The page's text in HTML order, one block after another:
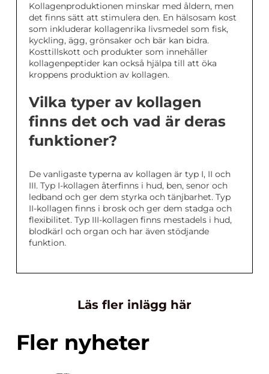
Kollagenproduktionen minskar med åldern, men
det finns sätt att stimulera den. En hälsosam kost
som inkluderar kollagenrika livsmedel som fisk,
kyckling, ägg, grönsaker och bär kan bidra.
Kosttillskott och produkter som innehåller
kollagenpeptider kan också hjälpa till att öka
kroppens produktion av kollagen.
Vilka typer av kollagen
finns det och vad är deras
funktioner?
De vanligaste typerna av kollagen är typ I, II och
III. Typ I-kollagen återfinns i hud, ben, senor och
ledband och ger dem styrka och tänjbarhet. Typ
II-kollagen finns i brosk och ger dem stadga och
flexibilitet. Typ III-kollagen finns mestadels i hud,
blodkärl och organ och har även stödjande
funktion.
Läs fler inlägg här
Fler nyheter